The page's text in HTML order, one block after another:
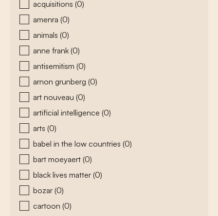
acquisitions (0)
amenra (0)
animals (0)
anne frank (0)
antisemitism (0)
arnon grunberg (0)
art nouveau (0)
artificial intelligence (0)
arts (0)
babel in the low countries (0)
bart moeyaert (0)
black lives matter (0)
bozar (0)
cartoon (0)